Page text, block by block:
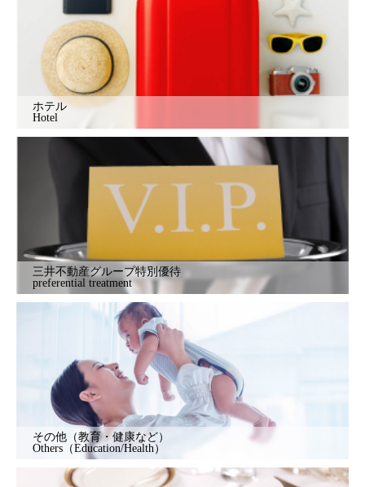
ホテル
Hotel
三井不動産グループ特別優待
preferential treatment
その他（教育・健康など）
Others（Education/Health）